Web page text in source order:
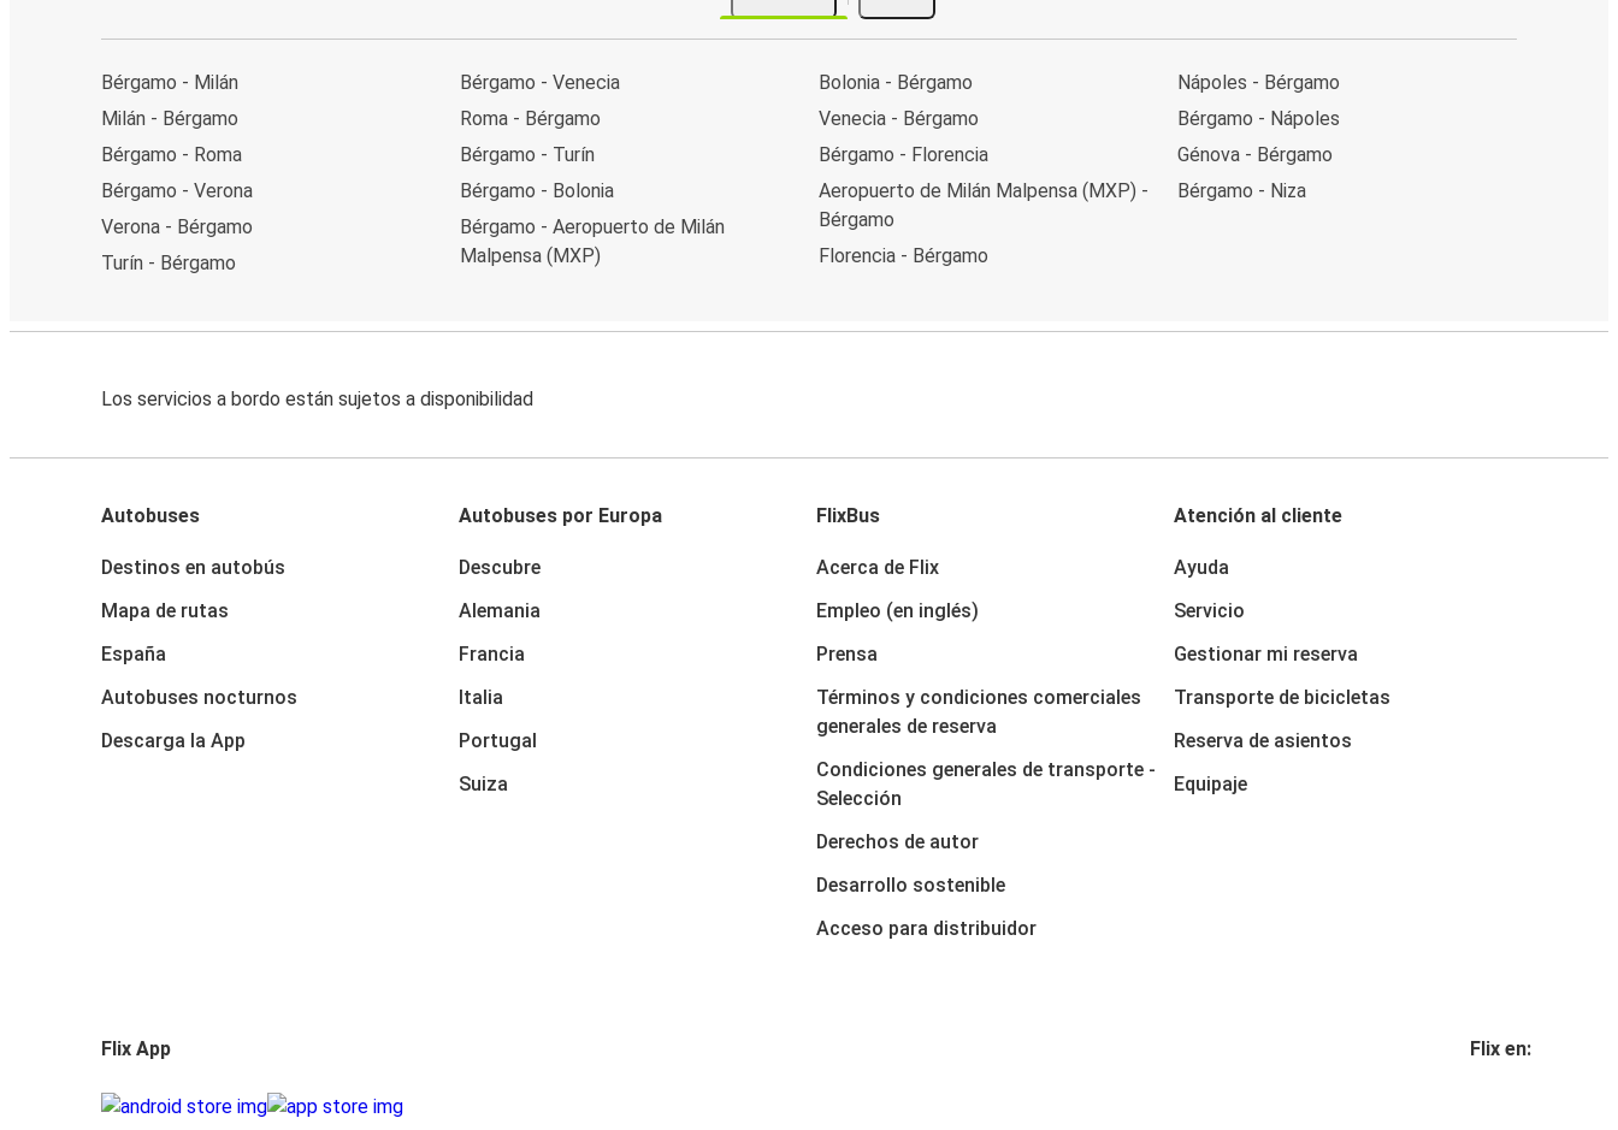
Bérgamo - Milán
Milán - Bérgamo
Bérgamo - Roma
Bérgamo - Verona
Verona - Bérgamo
Turín - Bérgamo
Bérgamo - Venecia
Roma - Bérgamo
Bérgamo - Turín
Bérgamo - Bolonia
Bérgamo - Aeropuerto de Milán
Malpensa (MXP)
Bolonia - Bérgamo
Venecia - Bérgamo
Bérgamo - Florencia
Aeropuerto de Milán Malpensa (MXP) -
Bérgamo
Florencia - Bérgamo
Nápoles - Bérgamo
Bérgamo - Nápoles
Génova - Bérgamo
Bérgamo - Niza
Los servicios a bordo están sujetos a disponibilidad
Autobuses
Destinos en autobús
Mapa de rutas
España
Autobuses nocturnos
Descarga la App
Autobuses por Europa
Descubre
Alemania
Francia
Italia
Portugal
Suiza
FlixBus
Acerca de Flix
Empleo (en inglés)
Prensa
Términos y condiciones comerciales
generales de reserva
Condiciones generales de transporte -
Selección
Derechos de autor
Desarrollo sostenible
Acceso para distribuidor
Atención al cliente
Ayuda
Servicio
Gestionar mi reserva
Transporte de bicicletas
Reserva de asientos
Equipaje
Flix App Flix en: